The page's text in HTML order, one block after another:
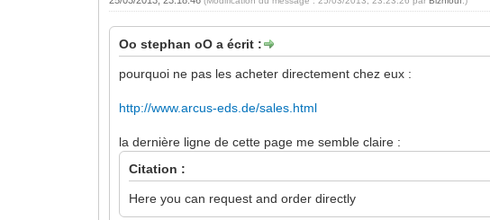
Oo stephan oO a écrit :
pourquoi ne pas les acheter directement chez eux :
http://www.arcus-eds.de/sales.html
la dernière ligne de cette page me semble claire :
Citation :
Here you can request and order directly